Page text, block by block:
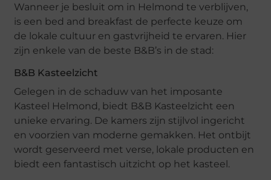
Wanneer je besluit om in Helmond te verblijven,
is een bed and breakfast de perfecte keuze om
de lokale cultuur en gastvrijheid te ervaren. Hier
zijn enkele van de beste B&B’s in de stad:
B&B Kasteelzicht
Gelegen in de schaduw van het imposante
Kasteel Helmond, biedt B&B Kasteelzicht een
unieke ervaring. De kamers zijn stijlvol ingericht
en voorzien van moderne gemakken. Het ontbijt
wordt geserveerd met verse, lokale producten en
biedt een fantastisch uitzicht op het kasteel.